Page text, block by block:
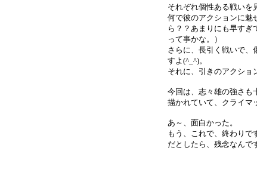
それぞれ個性ある戦いを
何で彼のアクションに魅
ら？？あまりにも早すぎ
って事かな。）
さらに、長引く戦いで、
すよ(^_^)。
それに、引きのアクショ
今回は、志々雄の強さも
描かれていて、クライマ
あ～、面白かった。
もう、これで、終わりで
だとしたら、残念なんで